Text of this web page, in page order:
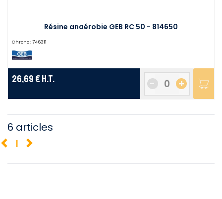
Résine anaérobie GEB RC 50 - 814650
Chrono : 746311
26,69 € H.T. +
-
6 articles
1